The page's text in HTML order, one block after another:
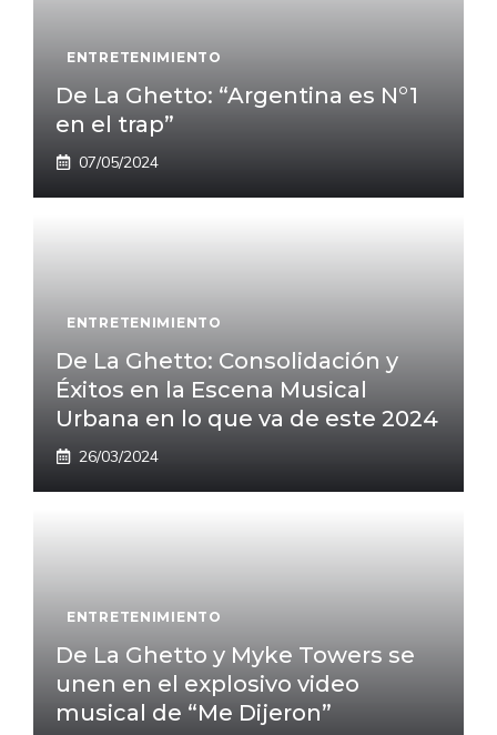
ENTRETENIMIENTO
De La Ghetto: “Argentina es N°1
en el trap”
07/05/2024
ENTRETENIMIENTO
De La Ghetto: Consolidación y
Éxitos en la Escena Musical
Urbana en lo que va de este 2024
26/03/2024
ENTRETENIMIENTO
De La Ghetto y Myke Towers se
unen en el explosivo video
musical de “Me Dijeron”